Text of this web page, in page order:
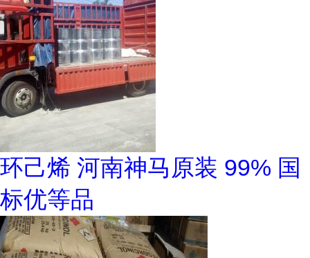
环己烯 河南神马原装 99% 国
标优等品